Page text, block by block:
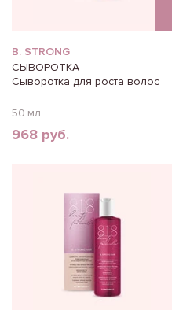
B. STRONG
СЫВОРОТКА
Сыворотка для роста волос
50 мл
968 руб.